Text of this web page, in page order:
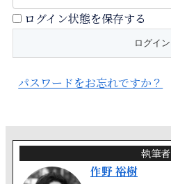
ログイン状態を保存する
パスワードをお忘れですか？
執筆者
作野 裕樹